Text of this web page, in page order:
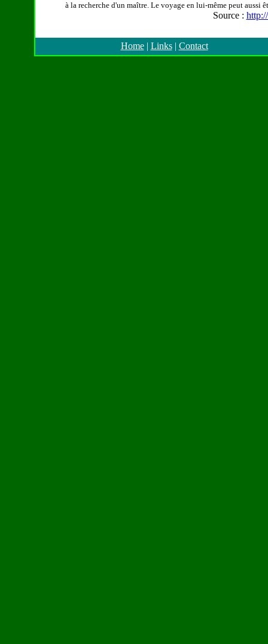
à la recherche d'un maître. Le voyage en lui-même peut aussi
Source :
Home| Links| Contact